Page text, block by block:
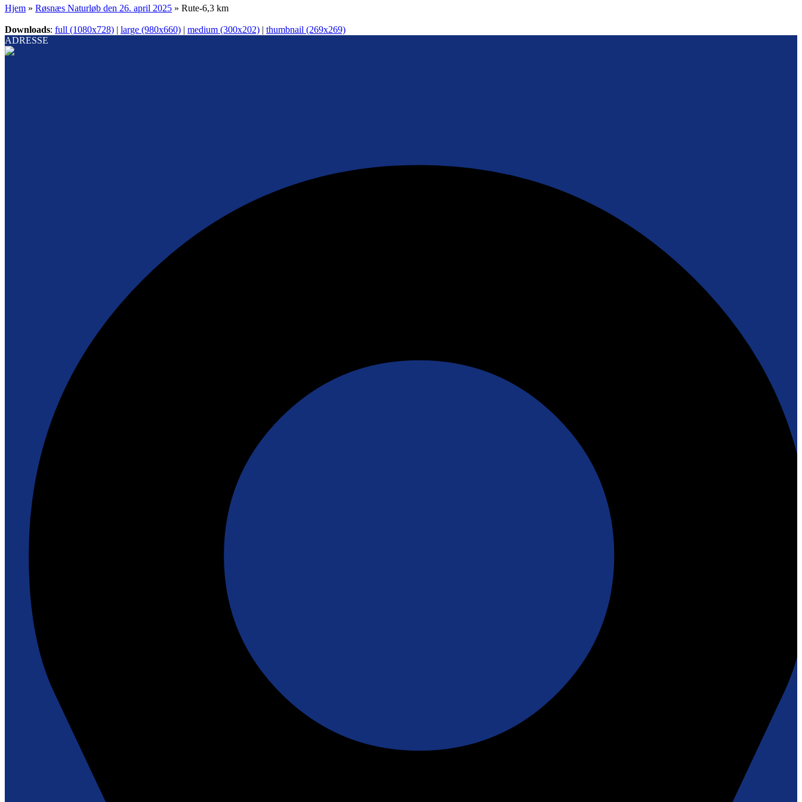
Hjem » Røsnæs Naturløb den 26. april 2025 » Rute-6,3 km
Downloads: full (1080x728) | large (980x660) | medium (300x202) | thumbnail (269x269)
ADRESSE